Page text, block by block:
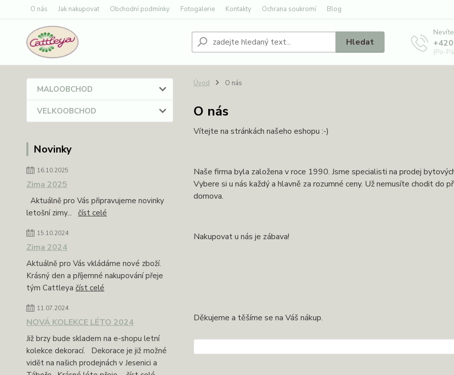
O nás Jak nakupovat Obchodní podmínky Fotogalerie Kontakty Ochrana soukromí Blog
Hledat
(Po-
MALOOBCHOD
VELKOOBCHOD
Novinky
16.10.2025
Zima 2025
Aktuálně pro Vás připravujeme novinky
letošní zimy... číst celé
15.10.2024
Zima 2024
Aktuálně pro Vás vkládáme nové zboží.
Krásný den a příjemné nakupování přeje
tým Cattleya číst celé
11.07.2024
NOVÁ KOLEKCE LÉTO 2024
Již brzy bude skladem na e-shopu letní
kolekce dekorací. Dekorace je již možné
vidět na našich prodejnách v Jesenici a
Úvod O nás
O nás
Vítejte na stránkách našeho eshopu :-)
Naše firma byla založena v roce 1990. Jsme specialisti na prodej
Vybere si u nás každý a hlavně za rozumné ceny. Už nemusíte chodit do
domova.
Nakupovat u nás je zábava!
Děkujeme a těšíme se na Váš nákup.